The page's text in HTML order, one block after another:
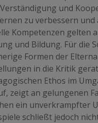
und
zu verbessern
Kompetenzen gelten
und Bildung. Für die
Formen der
in die Kritik
Ethos im
zeigt an gelungenen
ein unverkrampfter
schließt jedoch